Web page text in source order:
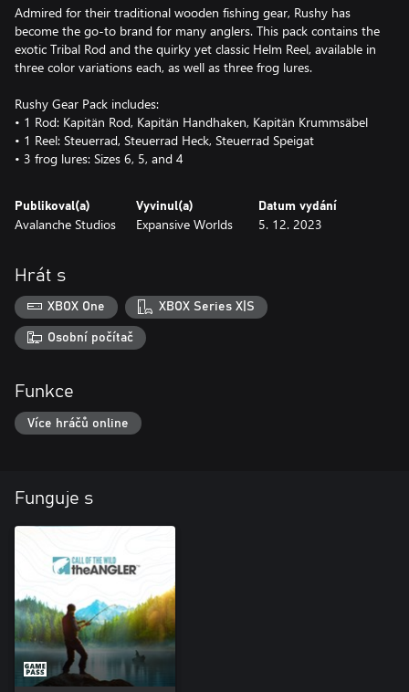
Admired for their traditional wooden fishing gear, Rushy has
become the go-to brand for many anglers. This pack contains the
exotic Tribal Rod and the quirky yet classic Helm Reel, available in
three color variations each, as well as three frog lures.
Rushy Gear Pack includes:
• 1 Rod: Kapitän Rod, Kapitän Handhaken, Kapitän Krummsäbel
• 1 Reel: Steuerrad, Steuerrad Heck, Steuerrad Speigat
Publikoval(a)
Avalanche Studios
Vyvinul(a)
Expansive Worlds
Datum vydání
5. 12. 2023
Hrát s
XBOX One XBOX Series X|S
Osobní počítač
Funkce
Více hráčů online
Funguje s